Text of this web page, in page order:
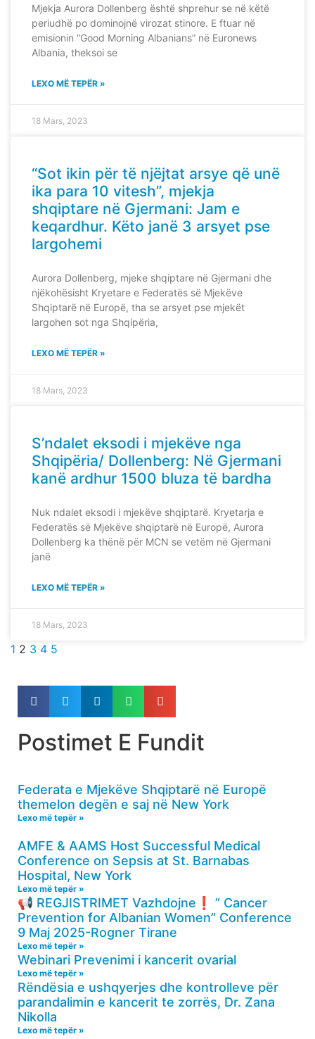
Mjekja Aurora Dollenberg është shprehur se në këtë
periudhë po dominojnë virozat stinore. E ftuar në
emisionin “Good Morning Albanians” në Euronews
Albania, theksoi se
LEXO MË TEPËR »
18 Mars, 2023
“Sot ikin për të njëjtat arsye që unë
ika para 10 vitesh”, mjekja
shqiptare në Gjermani: Jam e
keqardhur. Këto janë 3 arsyet pse
largohemi
Aurora Dollenberg, mjeke shqiptare në Gjermani dhe
njëkohësisht Kryetare e Federatës së Mjekëve
Shqiptarë në Europë, tha se arsyet pse mjekët
largohen sot nga Shqipëria,
LEXO MË TEPËR »
18 Mars, 2023
S’ndalet eksodi i mjekëve nga
Shqipëria/ Dollenberg: Në Gjermani
kanë ardhur 1500 bluza të bardha
Nuk ndalet eksodi i mjekëve shqiptarë. Kryetarja e
Federatës së Mjekëve shqiptarë në Europë, Aurora
Dollenberg ka thënë për MCN se vetëm në Gjermani
janë
LEXO MË TEPËR »
18 Mars, 2023
1 2 3 4 5
Postimet E Fundit
Federata e Mjekëve Shqiptarë në Europë
themelon degën e saj në New York
Lexo më tepër »
AMFE & AAMS Host Successful Medical
Conference on Sepsis at St. Barnabas
Hospital, New York
Lexo më tepër »
📢 REGJISTRIMET Vazhdojne❗️ ” Cancer
Prevention for Albanian Women” Conference
9 Maj 2025-Rogner Tirane
Lexo më tepër »
Webinari Prevenimi i kancerit ovarial
Lexo më tepër »
Rëndësia e ushqyerjes dhe kontrolleve për
parandalimin e kancerit te zorrës, Dr. Zana
Nikolla
Lexo më tepër »